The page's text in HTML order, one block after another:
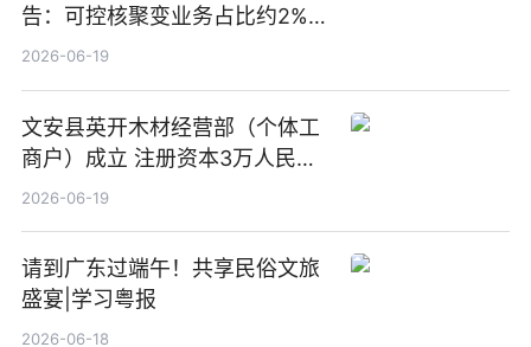
告：可控核聚变业务占比约2%！
前沿热点
2026-06-19
文安县英开木材经营部（个体工
商户）成立 注册资本3万人民币
新要闻
2026-06-19
请到广东过端午！共享民俗文旅
盛宴|学习粤报
2026-06-18